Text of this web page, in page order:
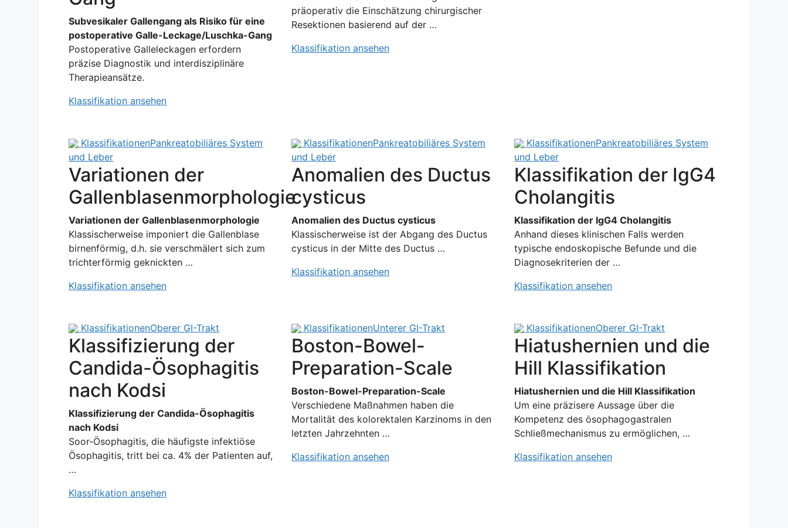
Subvesikaler Gallengang als Risiko für eine
postoperative Galle-Leckage/Luschka-Gang
Postoperative Galleleckagen erfordern
präzise Diagnostik und interdisziplinäre
Therapieansätze.
Klassifikation ansehen
präoperativ die Einschätzung chirurgischer
Resektionen basierend auf der …
Klassifikation ansehen
KlassifikationenPankreatobiliäres System
und Leber
Variationen der
Gallenblasenmorphologie
Variationen der Gallenblasenmorphologie
Klassischerweise imponiert die Gallenblase
birnenförmig, d.h. sie verschmälert sich zum
trichterförmig geknickten …
Klassifikation ansehen
KlassifikationenPankreatobiliäres System
und Leber
Anomalien des Ductus
cysticus
Anomalien des Ductus cysticus
Klassischerweise ist der Abgang des Ductus
cysticus in der Mitte des Ductus …
Klassifikation ansehen
KlassifikationenPankreatobiliäres System
und Leber
Klassifikation der IgG4
Cholangitis
Klassifikation der IgG4 Cholangitis
Anhand dieses klinischen Falls werden
typische endoskopische Befunde und die
Diagnosekriterien der …
Klassifikation ansehen
KlassifikationenOberer GI-Trakt
Klassifizierung der
Candida-Ösophagitis
nach Kodsi
Klassifizierung der Candida-Ösophagitis
nach Kodsi
Soor-Ösophagitis, die häufigste infektiöse
Ösophagitis, tritt bei ca. 4% der Patienten auf,
…
Klassifikation ansehen
KlassifikationenUnterer GI-Trakt
Boston-Bowel-
Preparation-Scale
Boston-Bowel-Preparation-Scale
Verschiedene Maßnahmen haben die
Mortalität des kolorektalen Karzinoms in den
letzten Jahrzehnten …
Klassifikation ansehen
KlassifikationenOberer GI-Trakt
Hiatushernien und die
Hill Klassifikation
Hiatushernien und die Hill Klassifikation
Um eine präzisere Aussage über die
Kompetenz des ösophagogastralen
Schließmechanismus zu ermöglichen, …
Klassifikation ansehen